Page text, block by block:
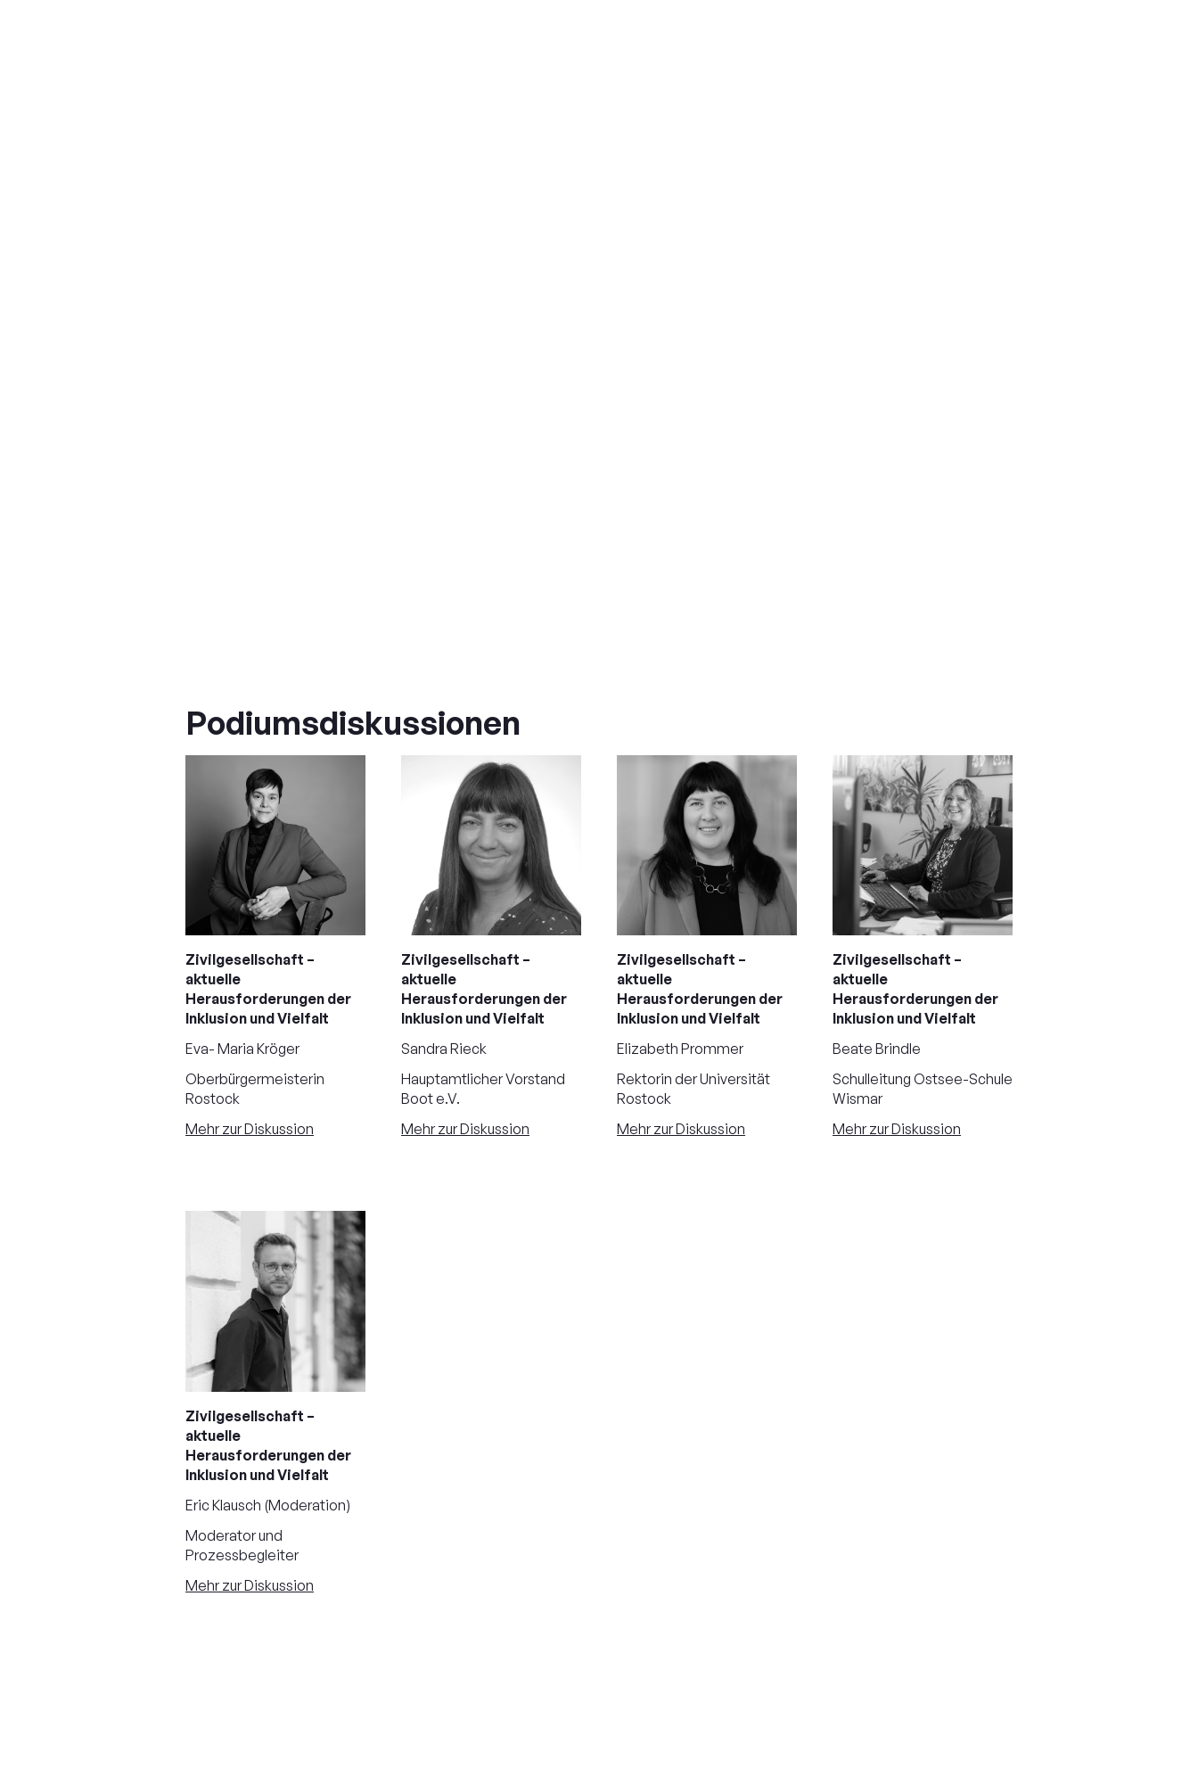
Podiumsdiskussionen
Zivilgesellschaft –
aktuelle
Herausforderungen der
Inklusion und Vielfalt
Eva- Maria Kröger
Oberbürgermeisterin
Rostock
Mehr zur Diskussion
Zivilgesellschaft –
aktuelle
Herausforderungen der
Inklusion und Vielfalt
Sandra Rieck
Hauptamtlicher Vorstand
Boot e.V.
Mehr zur Diskussion
Zivilgesellschaft –
aktuelle
Herausforderungen der
Inklusion und Vielfalt
Elizabeth Prommer
Rektorin der Universität
Rostock
Mehr zur Diskussion
Zivilgesellschaft –
aktuelle
Herausforderungen der
Inklusion und Vielfalt
Beate Brindle
Schulleitung Ostsee-Schule
Wismar
Mehr zur Diskussion
Zivilgesellschaft –
aktuelle
Herausforderungen der
Inklusion und Vielfalt
Eric Klausch (Moderation)
Moderator und
Prozessbegleiter
Mehr zur Diskussion